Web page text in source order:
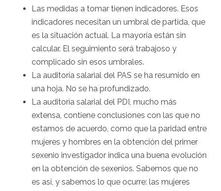
Las medidas a tomar tienen indicadores. Esos
indicadores necesitan un umbral de partida, que
es la situación actual. La mayoría están sin
calcular. El seguimiento será trabajoso y
complicado sin esos umbrales.
La auditoría salarial del PAS se ha resumido en
una hoja. No se ha profundizado.
La auditoría salarial del PDI, mucho más
extensa, contiene conclusiones con las que no
estamos de acuerdo, como que la paridad entre
mujeres y hombres en la obtención del primer
sexenio investigador indica una buena evolución
en la obtención de sexenios. Sabemos que no
es así, y sabemos lo que ocurre: las mujeres